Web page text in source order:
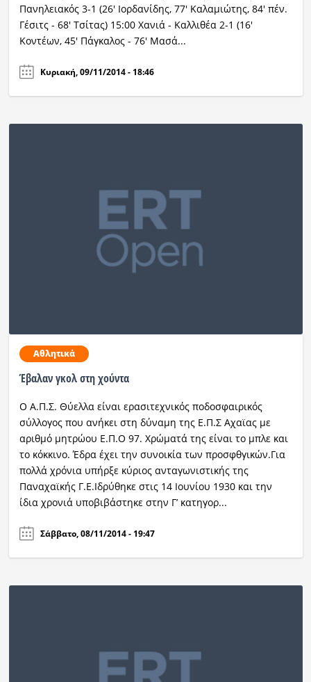
Πανηλειακός 3-1 (26' Ιορδανίδης, 77' Καλαμιώτης, 84' πέν.
Γέσιτς - 68' Τσίτας) 15:00 Χανιά - Καλλιθέα 2-1 (16'
Κοντέων, 45' Πάγκαλος - 76' Μασά...
Κυριακή, 09/11/2014 - 18:46
Αθλητικά
Έβαλαν γκολ στη χούντα
Ο Α.Π.Σ. Θύελλα είναι ερασιτεχνικός ποδοσφαιρικός
σύλλογος που ανήκει στη δύναμη της Ε.Π.Σ Αχαϊας με
αριθμό μητρώου Ε.Π.Ο 97. Χρώματά της είναι το μπλε και
το κόκκινο. Έδρα έχει την συνοικία των προσφθγικών.Για
πολλά χρόνια υπήρξε κύριος ανταγωνιστικής της
Παναχαϊκής Γ.Ε.Ιδρύθηκε στις 14 Ιουνίου 1930 και την
ίδια χρονιά υποβιβάστηκε στην Γ’ κατηγορ...
Σάββατο, 08/11/2014 - 19:47